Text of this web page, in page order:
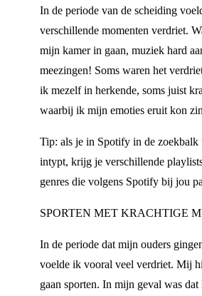
In de periode van de scheiding
verschillende momenten verdriet.
mijn kamer in gaan, muziek hard
meezingen! Soms waren het
ik mezelf in herkende, soms juist
waarbij ik mijn emoties eruit kon
Tip: als je in Spotify in de zoekbalk
intypt, krijg je verschillende
genres die volgens Spotify bij jou
SPORTEN MET KRACHTIGE
In de periode dat mijn ouders
voelde ik vooral veel verdriet. Mij
gaan sporten. In mijn geval was